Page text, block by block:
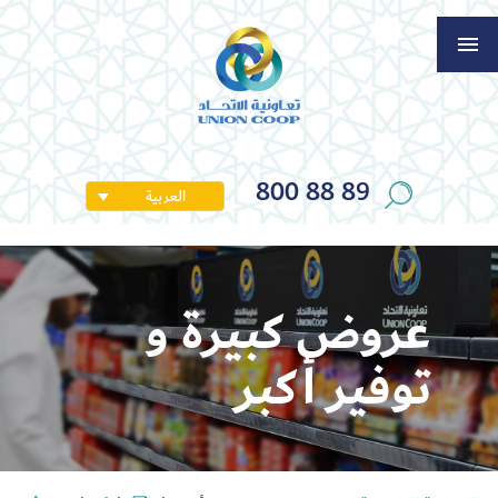
800 88 89 العربية
عروض كبيرة و
توفير أكبر